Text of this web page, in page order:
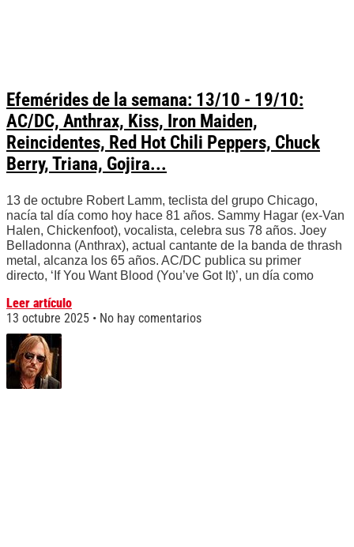
Efemérides de la semana: 13/10 - 19/10:
AC/DC, Anthrax, Kiss, Iron Maiden,
Reincidentes, Red Hot Chili Peppers, Chuck
Berry, Triana, Gojira...
13 de octubre Robert Lamm, teclista del grupo Chicago,
nacía tal día como hoy hace 81 años. Sammy Hagar (ex-Van
Halen, Chickenfoot), vocalista, celebra sus 78 años. Joey
Belladonna (Anthrax), actual cantante de la banda de thrash
metal, alcanza los 65 años. AC/DC publica su primer
directo, ‘If You Want Blood (You’ve Got It)’, un día como
Leer artículo
13 octubre 2025
No hay comentarios